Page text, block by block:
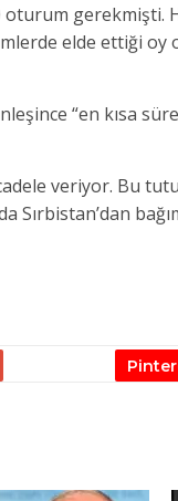
gerekmişti.
elde ettiği oy
“en kısa
veriyor. Bu